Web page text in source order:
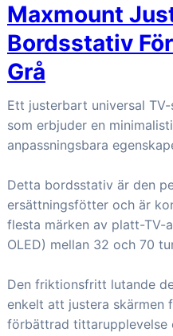
Maxmount
Bordsstativ
Grå
Ett justerbart universal
som erbjuder en
anpassningsbara
Detta bordsstativ är den
ersättningsfötter och är
flesta märken av platt-TV-
OLED) mellan 32 och 70
Den friktionsfritt lutande
enkelt att justera skärmen
förbättrad tittarupplevelse